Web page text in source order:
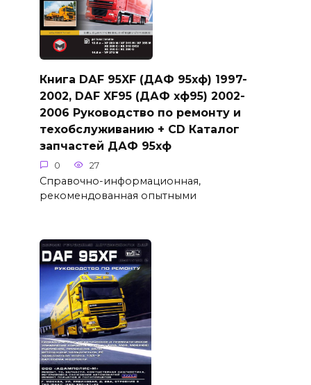
Книга DАF 95XF (ДАФ 95хф) 1997-
2002, DАF XF95 (ДАФ хф95) 2002-
2006 Руководство по ремонту и
техобслуживанию + CD Каталог
запчастей ДАФ 95хф
0 27
Справочно-информационная,
рекомендованная опытными